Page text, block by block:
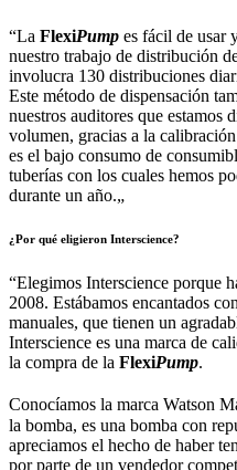
“La FlexiPump es fácil de usar
nuestro trabajo de distribución
involucra 130 distribuciones
Este método de dispensación
nuestros auditores que estamos
volumen, gracias a la
es el bajo consumo de
tuberías con los cuales hemos
durante un año.„
¿Por qué eligieron Interscience?
“Elegimos Interscience porque
2008. Estábamos encantados
manuales, que tienen un
Interscience es una marca de
la compra de la FlexiPump.
Conocíamos la marca Watson
la bomba, es una bomba con
apreciamos el hecho de haber
por parte de un vendedor